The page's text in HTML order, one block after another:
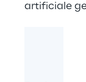
artificiale